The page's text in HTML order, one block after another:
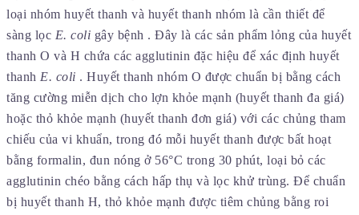
loại nhóm huyết thanh và huyết thanh nhóm là cần thiết để
sàng lọc E. coli gây bệnh . Đây là các sản phẩm lỏng của huyết
thanh O và H chứa các agglutinin đặc hiệu để xác định huyết
thanh E. coli . Huyết thanh nhóm O được chuẩn bị bằng cách
tăng cường miễn dịch cho lợn khỏe mạnh (huyết thanh đa giá)
hoặc thỏ khỏe mạnh (huyết thanh đơn giá) với các chủng tham
chiếu của vi khuẩn, trong đó mỗi huyết thanh được bất hoạt
bằng formalin, đun nóng ở 56°C trong 30 phút, loại bỏ các
agglutinin chéo bằng cách hấp thụ và lọc khử trùng. Để chuẩn
bị huyết thanh H, thỏ khỏe mạnh được tiêm chủng bằng roi